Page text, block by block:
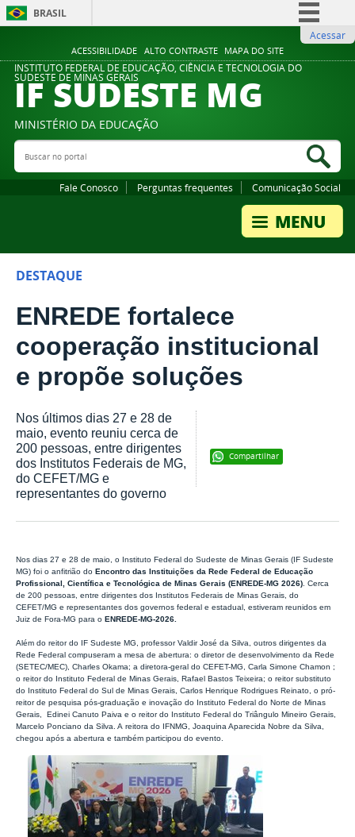
ACESSIBILIDADE ALTO CONTRASTE MAPA DO SITE
BRASIL
Comunica BR
Participe
Legislação
Acessar
INSTITUTO FEDERAL DE EDUCAÇÃO, CIÊNCIA E TECNOLOGIA DO
SUDESTE DE MINAS GERAIS
IF SUDESTE MG
MINISTÉRIO DA EDUCAÇÃO
Buscar no portal
Fale Conosco Perguntas frequentes Comunicação Social
DESTAQUE
ENREDE fortalece
cooperação institucional
e propõe soluções
Compartilhar
Nos últimos dias 27 e 28 de
maio, evento reuniu cerca de
200 pessoas, entre dirigentes
dos Institutos Federais de MG,
do CEFET/MG e
representantes do governo
Nos dias 27 e 28 de maio, o Instituto Federal do Sudeste de Minas Gerais (IF Sudeste
MG) foi o anfitrião do Encontro das Instituições da Rede Federal de Educação
Profissional, Científica e Tecnológica de Minas Gerais (ENREDE-MG 2026). Cerca
de 200 pessoas, entre dirigentes dos Institutos Federais de Minas Gerais, do
CEFET/MG e representantes dos governos federal e estadual, estiveram reunidos em
Juiz de Fora-MG para o ENREDE-MG-2026.
Além do reitor do IF Sudeste MG, professor Valdir José da Silva, outros dirigentes da
Rede Federal compuseram a mesa de abertura: o diretor de desenvolvimento da Rede
(SETEC/MEC), Charles Okama; a diretora-geral do CEFET-MG, Carla Simone Chamon ;
o reitor do Instituto Federal de Minas Gerais, Rafael Bastos Teixeira; o reitor substituto
do Instituto Federal do Sul de Minas Gerais, Carlos Henrique Rodrigues Reinato, o pró-
reitor de pesquisa pós-graduação e inovação do Instituto Federal do Norte de Minas
Gerais,
Edinei Canuto Paiva e o reitor do Instituto Federal do Triângulo Mineiro Gerais,
Marcelo Ponciano da Silva. A reitora do IFNMG, Joaquina Aparecida Nobre da Silva,
chegou após a abertura e também participou do evento.